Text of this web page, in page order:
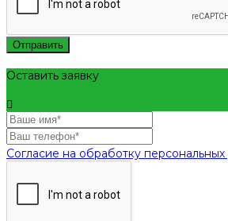
Отправить
Оставить заявку
Согласие на обработку